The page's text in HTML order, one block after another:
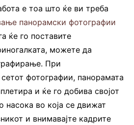
е тоа што ќе ви треба
панорамски фотографии
ќе го поставите
можете да
При
фотографии, панорамата
и ќе го добива својот
насока во која се движат
и внимавајте кадрите